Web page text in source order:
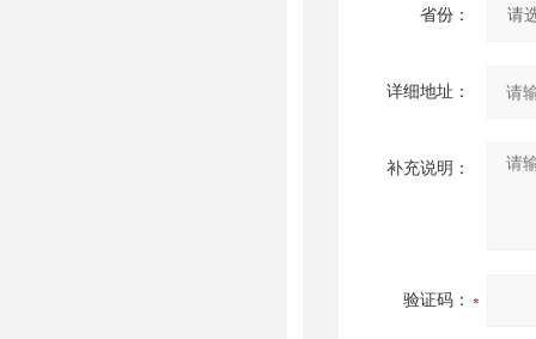
省份：
详细地址：
补充说明：
验证码：